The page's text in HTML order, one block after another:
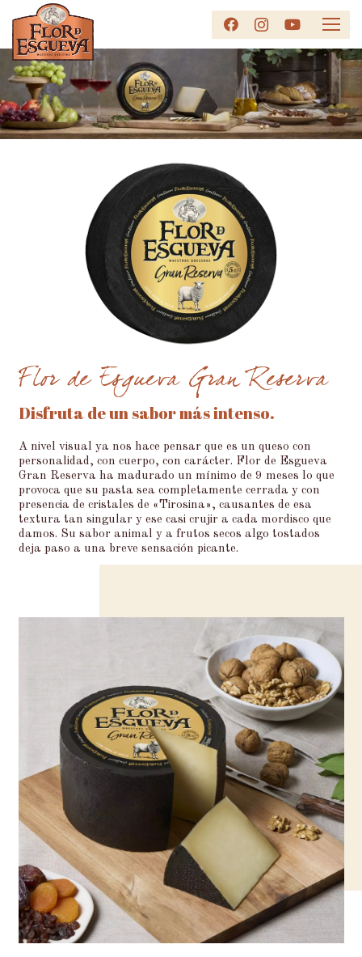
Flor de Esgueva Gran Reserva
Disfruta de un sabor más intenso.
A nivel visual ya nos hace pensar que es un queso con
personalidad, con cuerpo, con carácter. Flor de Esgueva
Gran Reserva ha madurado un mínimo de 9 meses lo que
provoca que su pasta sea completamente cerrada y con
presencia de cristales de «Tirosina», causantes de esa
textura tan singular y ese casi crujir a cada mordisco que
damos. Su sabor animal y a frutos secos algo tostados
deja paso a una breve sensación picante.